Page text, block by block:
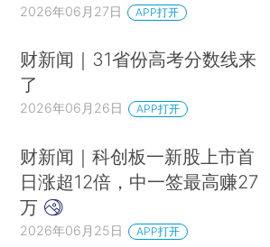
2026年06月27日 APP打开
财新闻｜31省份高考分数线来
了
2026年06月26日 APP打开
财新闻｜科创板一新股上市首
日涨超12倍，中一签最高赚27
万
2026年06月25日 APP打开